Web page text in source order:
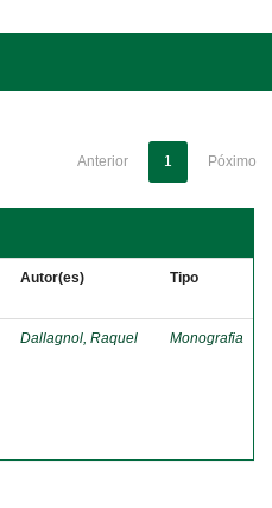
Anterior 1 Póximo
Autor(es) Tipo
Dallagnol, Raquel Monografia